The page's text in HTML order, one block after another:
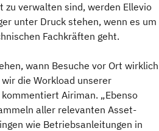
zu verwalten sind, werden Ellevio
unter Druck stehen, wenn es um
Fachkräften geht.
wann Besuche vor Ort wirklich
die Workload unserer
Airiman. „Ebenso
aller relevanten Asset-
wie Betriebsanleitungen in